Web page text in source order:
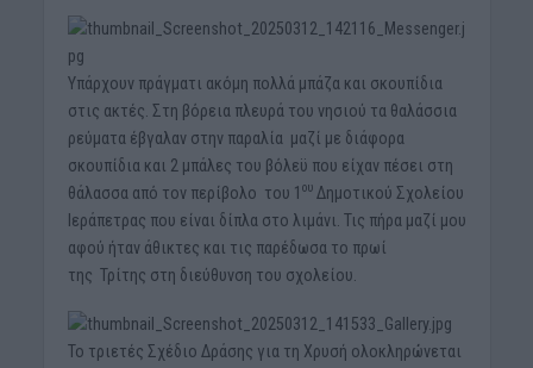
Υπάρχουν πράγματι ακόμη πολλά μπάζα και σκουπίδια
στις ακτές. Στη βόρεια πλευρά του νησιού τα θαλάσσια
ρεύματα έβγαλαν στην παραλία μαζί με διάφορα
σκουπίδια και 2 μπάλες του βόλεϋ που είχαν πέσει στη
θάλασσα από τον περίβολο του 1 ουΔημοτικού Σχολείου
Ιεράπετρας που είναι δίπλα στο λιμάνι. Τις πήρα μαζί μου
αφού ήταν άθικτες και τις παρέδωσα το πρωί
της Τρίτης στη διεύθυνση του σχολείου.
Το τριετές Σχέδιο Δράσης για τη Χρυσή ολοκληρώνεται